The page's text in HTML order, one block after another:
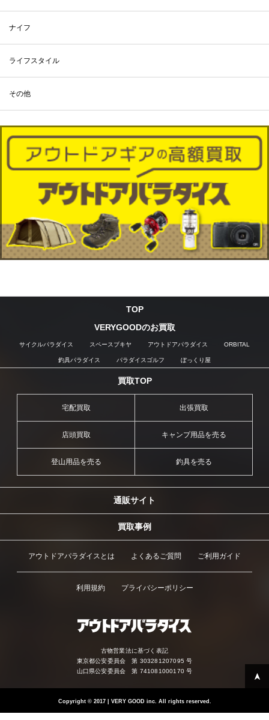
ナイフ
ライフスタイル
その他
TOP
VERYGOODのお買取
サイクルパラダイス スペースブキヤ アウトドアパラダイス ORBITAL
釣具パラダイス パラダイスゴルフ ぼっくり屋
買取TOP
宅配買取 出張買取
店頭買取 キャンプ用品を売る
登山用品を売る 釣具を売る
通販サイト
買取事例
アウトドアパラダイスとは よくあるご質問 ご利用ガイド
利用規約 プライバシーポリシー
古物営業法に基づく表記
東京都公安委員会 第 303281207095 号
山口県公安委員会 第 741081000170 号
Copyright ©2017 | VERY GOOD inc. All rights reserved.